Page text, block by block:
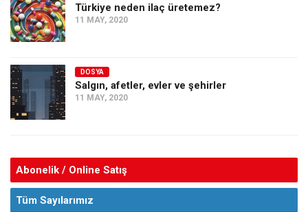
Türkiye neden ilaç üretemez?
11 MAY, 2020
DOSYA
Salgın, afetler, evler ve şehirler
11 MAY, 2020
Abonelik / Online Satış
Tüm Sayılarımız